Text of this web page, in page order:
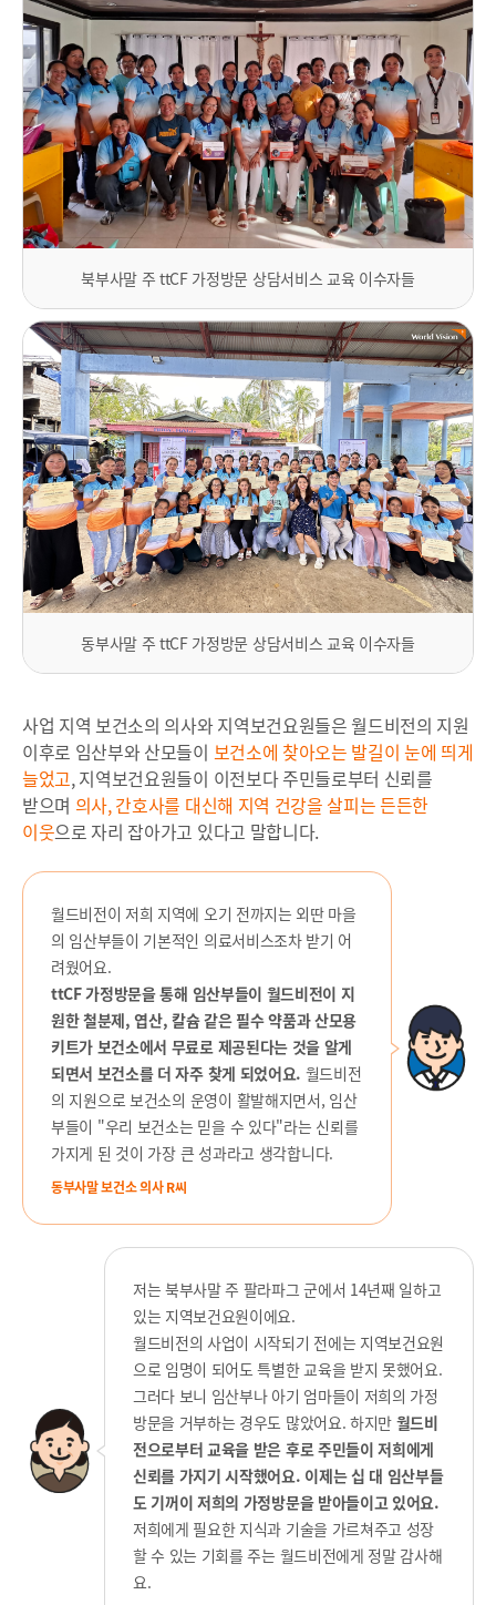
북부사말 주 ttCF 가정방문 상담서비스 교육 이수자들
동부사말 주 ttCF 가정방문 상담서비스 교육 이수자들
사업 지역 보건소의 의사와 지역보건요원들은 월드비전의 지원
이후로 임산부와 산모들이 보건소에 찾아오는 발길이 눈에 띄게
늘었고, 지역보건요원들이 이전보다 주민들로부터 신뢰를
받으며 의사, 간호사를 대신해 지역 건강을 살피는 든든한
이웃으로 자리 잡아가고 있다고 말합니다.
월드비전이 저희 지역에 오기 전까지는 외딴 마을
의 임산부들이 기본적인 의료서비스조차 받기 어
려웠어요.
ttCF 가정방문을 통해 임산부들이 월드비전이 지
원한 철분제, 엽산, 칼슘 같은 필수 약품과 산모용
키트가 보건소에서 무료로 제공된다는 것을 알게
되면서 보건소를 더 자주 찾게 되었어요. 월드비전
의 지원으로 보건소의 운영이 활발해지면서, 임산
부들이 "우리 보건소는 믿을 수 있다"라는 신뢰를
가지게 된 것이 가장 큰 성과라고 생각합니다.
동부사말 보건소 의사 R씨
저는 북부사말 주 팔라파그 군에서 14년째 일하고
있는 지역보건요원이에요.
월드비전의 사업이 시작되기 전에는 지역보건요원
으로 임명이 되어도 특별한 교육을 받지 못했어요.
그러다 보니 임산부나 아기 엄마들이 저희의 가정
방문을 거부하는 경우도 많았어요. 하지만 월드비
전으로부터 교육을 받은 후로 주민들이 저희에게
신뢰를 가지기 시작했어요. 이제는 십 대 임산부들
도 기꺼이 저희의 가정방문을 받아들이고 있어요.
저희에게 필요한 지식과 기술을 가르쳐주고 성장
할 수 있는 기회를 주는 월드비전에게 정말 감사해
요.